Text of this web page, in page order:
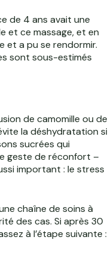
de 4 ans avait une
et ce massage, et en
et a pu se rendormir.
sont sous-estimés
de camomille ou de
la déshydratation si
sucrées qui
geste de réconfort –
important : le stress
chaîne de soins à
des cas. Si après 30
à l’étape suivante :